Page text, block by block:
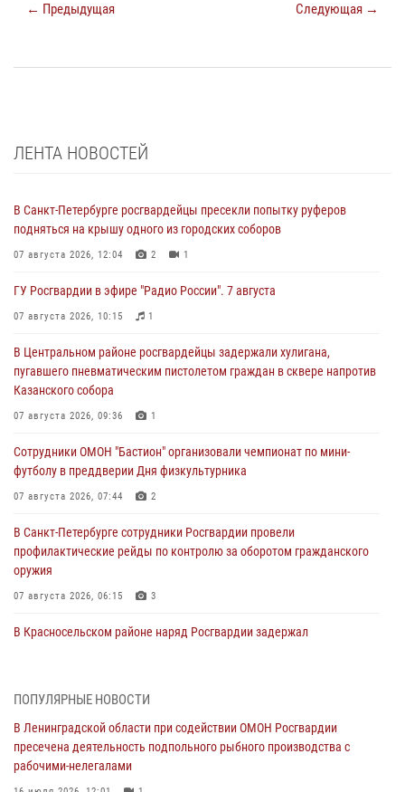
← Предыдущая Следующая →
ЛЕНТА НОВОСТЕЙ
В Санкт-Петербурге росгвардейцы пресекли попытку руферов
подняться на крышу одного из городских соборов
07 августа 2026, 12:04 2 1
ГУ Росгвардии в эфире "Радио России". 7 августа
07 августа 2026, 10:15 1
В Центральном районе росгвардейцы задержали хулигана,
пугавшего пневматическим пистолетом граждан в сквере напротив
Казанского собора
07 августа 2026, 09:36 1
Сотрудники ОМОН "Бастион" организовали чемпионат по мини-
футболу в преддверии Дня физкультурника
07 августа 2026, 07:44 2
В Санкт-Петербурге сотрудники Росгвардии провели
профилактические рейды по контролю за оборотом гражданского
оружия
07 августа 2026, 06:15 3
В Красносельском районе наряд Росгвардии задержал
06 августа 2026, 13:39 1
В Центральном районе росгвардейцы оперативно задержали
хулигана, стрелявшего из пускового устройства рядом с жилыми
домами
ПОПУЛЯРНЫЕ НОВОСТИ
В Ленинградской области при содействии ОМОН Росгвардии
пресечена деятельность подпольного рыбного производства с
рабочими-нелегалами